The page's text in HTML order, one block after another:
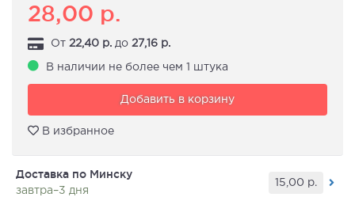
28,00 р.
От 22,40 р. до 27,16 р.
В наличии не более чем 1 штука
Добавить в корзину
В избранное
Доставка по Минску
завтра–3 дня
15,00 р.